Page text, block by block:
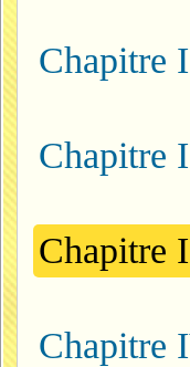
Chapitre
Chapitre
Chapitre
Chapitre